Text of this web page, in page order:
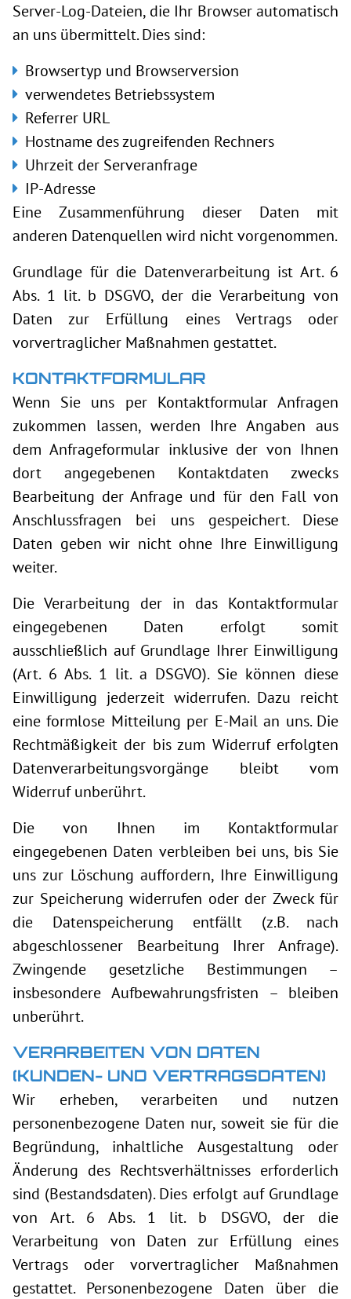
Server-Log-Dateien, die Ihr Browser automatisch
an uns übermittelt. Dies sind:
Browsertyp und Browserversion
verwendetes Betriebssystem
Referrer URL
Hostname des zugreifenden Rechners
Uhrzeit der Serveranfrage
IP-Adresse
Eine Zusammenführung dieser Daten mit
anderen Datenquellen wird nicht vorgenommen.
Grundlage für die Datenverarbeitung ist Art. 6
Abs. 1 lit. b DSGVO, der die Verarbeitung von
Daten zur Erfüllung eines Vertrags oder
vorvertraglicher Maßnahmen gestattet.
KONTAKTFORMULAR
Wenn Sie uns per Kontaktformular Anfragen
zukommen lassen, werden Ihre Angaben aus
dem Anfrageformular inklusive der von Ihnen
dort angegebenen Kontaktdaten zwecks
Bearbeitung der Anfrage und für den Fall von
Anschlussfragen bei uns gespeichert. Diese
Daten geben wir nicht ohne Ihre Einwilligung
weiter.
Die Verarbeitung der in das Kontaktformular
eingegebenen Daten erfolgt somit
ausschließlich auf Grundlage Ihrer Einwilligung
(Art. 6 Abs. 1 lit. a DSGVO). Sie können diese
Einwilligung jederzeit widerrufen. Dazu reicht
eine formlose Mitteilung per E-Mail an uns. Die
Rechtmäßigkeit der bis zum Widerruf erfolgten
Datenverarbeitungsvorgänge bleibt vom
Widerruf unberührt.
Die von Ihnen im Kontaktformular
eingegebenen Daten verbleiben bei uns, bis Sie
uns zur Löschung auffordern, Ihre Einwilligung
zur Speicherung widerrufen oder der Zweck für
die Datenspeicherung entfällt (z.B. nach
abgeschlossener Bearbeitung Ihrer Anfrage).
Zwingende gesetzliche Bestimmungen –
insbesondere Aufbewahrungsfristen – bleiben
unberührt.
VERARBEITEN VON DATEN
(KUNDEN- UND VERTRAGSDATEN)
Wir erheben, verarbeiten und nutzen
personenbezogene Daten nur, soweit sie für die
Begründung, inhaltliche Ausgestaltung oder
Änderung des Rechtsverhältnisses erforderlich
sind (Bestandsdaten). Dies erfolgt auf Grundlage
von Art. 6 Abs. 1 lit. b DSGVO, der die
Verarbeitung von Daten zur Erfüllung eines
Vertrags oder vorvertraglicher Maßnahmen
gestattet. Personenbezogene Daten über die